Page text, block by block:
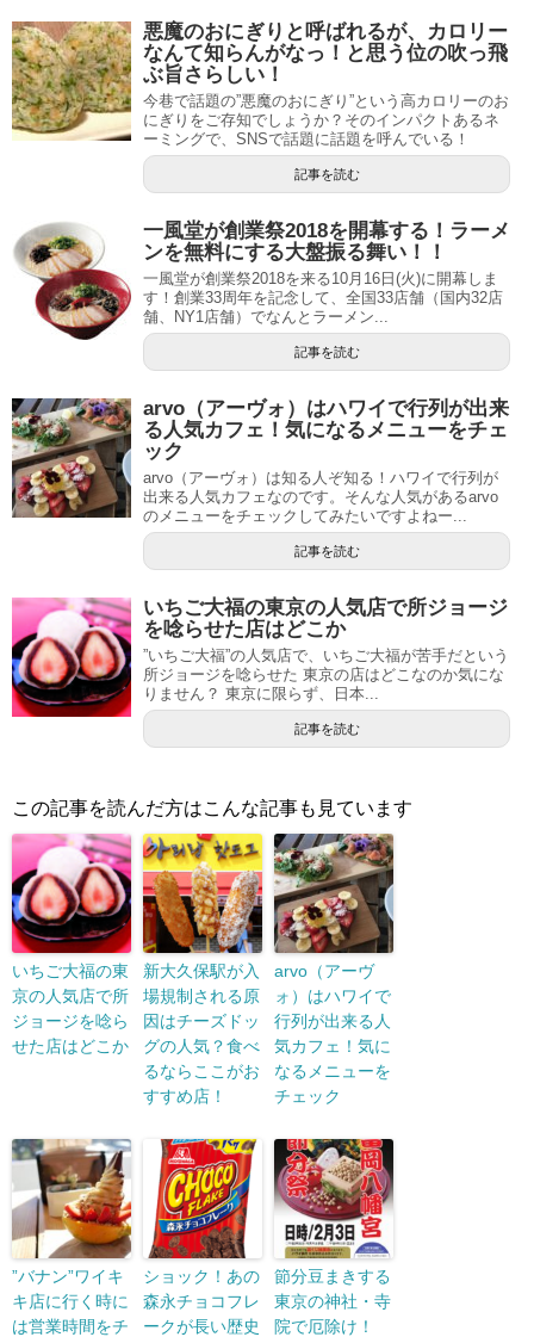
悪魔のおにぎりと呼ばれるが、カロリー
なんて知らんがなっ！と思う位の吹っ飛
ぶ旨さらしい！
今巷で話題の”悪魔のおにぎり”という高カロリーのお
にぎりをご存知でしょうか？そのインパクトあるネ
ーミングで、SNSで話題に話題を呼んでいる！
記事を読む
一風堂が創業祭2018を開幕する！ラーメ
ンを無料にする大盤振る舞い！！
一風堂が創業祭2018を来る10月16日(火)に開幕しま
す！創業33周年を記念して、全国33店舗（国内32店
舗、NY1店舗）でなんとラーメン...
記事を読む
arvo（アーヴォ）はハワイで行列が出来
る人気カフェ！気になるメニューをチェ
ック
arvo（アーヴォ）は知る人ぞ知る！ハワイで行列が
出来る人気カフェなのです。そんな人気があるarvo
のメニューをチェックしてみたいですよねー...
記事を読む
いちご大福の東京の人気店で所ジョージ
を唸らせた店はどこか
”いちご大福”の人気店で、いちご大福が苦手だという
所ジョージを唸らせた 東京の店はどこなのか気にな
りません？ 東京に限らず、日本...
記事を読む
この記事を読んだ方はこんな記事も見ています
いちご大福の東
京の人気店で所
ジョージを唸ら
せた店はどこか
新大久保駅が入
場規制される原
因はチーズドッ
グの人気？食べ
るならここがお
すすめ店！
arvo（アーヴ
ォ）はハワイで
行列が出来る人
気カフェ！気に
なるメニューを
チェック
”バナン”ワイキ
キ店に行く時に
は営業時間をチ
ショック！あの
森永チョコフレ
ークが長い歴史
節分豆まきする
東京の神社・寺
院で厄除け！